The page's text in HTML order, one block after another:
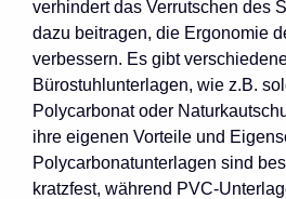
verhindert das Verrutschen des
dazu beitragen, die Ergonomie
verbessern. Es gibt
Bürostuhlunterlagen, wie z.B.
Polycarbonat oder
ihre eigenen Vorteile und
Polycarbonatunterlagen sind
kratzfest, während PVC-